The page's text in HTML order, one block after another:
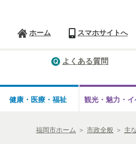
ホーム スマホサイトへ
よくある質問
健康・医療・ 福祉 観光・魅力・ イ
福岡市ホーム ＞ 市政全般 ＞ 主